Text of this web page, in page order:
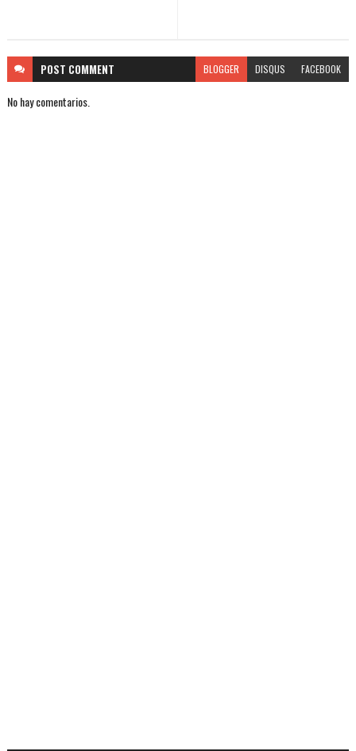
POST COMMENT BLOGGER DISQUS FACEBOOK
No hay comentarios.